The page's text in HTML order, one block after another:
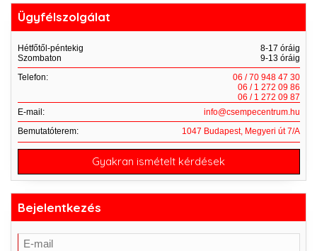
Ügyfélszolgálat
Hétfőtől-péntekig
8-17 óráig
Szombaton
9-13 óráig
Telefon:
06 / 70 948 47 30
06 / 1 272 09 86
06 / 1 272 09 87
E-mail:
info@csempecentrum.hu
Bemutatóterem:
1047 Budapest, Megyeri út 7/A
Gyakran ismételt kérdések
Bejelentkezés